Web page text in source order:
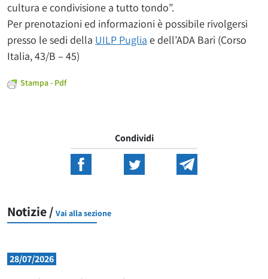
cultura e condivisione a tutto tondo”.
Per prenotazioni ed informazioni è possibile rivolgersi
presso le sedi della UILP Puglia e dell’ADA Bari (Corso
Italia, 43/B – 45)
Stampa - Pdf
Condividi
Notizie / Vai alla sezione
28/07/2026